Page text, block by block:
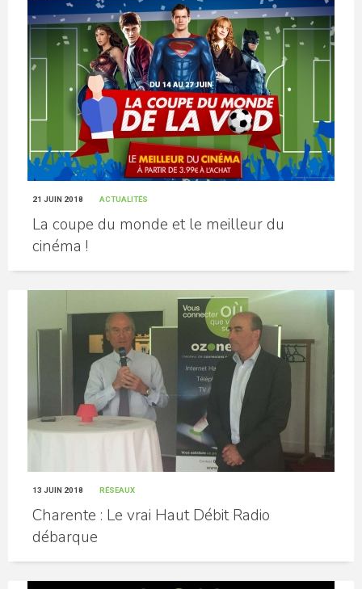
21 JUIN 2018 ACTUALITÉS
La coupe du monde et le meilleur du
cinéma !
13 JUIN 2018 RÉSEAUX
Charente : Le vrai Haut Débit Radio
débarque